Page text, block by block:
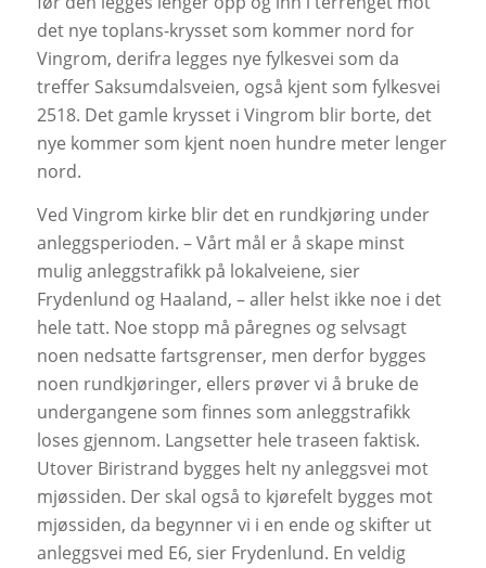
det nye toplans-krysset som kommer nord for
Vingrom, derifra legges nye fylkesvei som da
treffer Saksumdalsveien, også kjent som fylkesvei
2518. Det gamle krysset i Vingrom blir borte, det
nye kommer som kjent noen hundre meter lenger
nord.
Ved Vingrom kirke blir det en rundkjøring under
anleggsperioden. – Vårt mål er å skape minst
mulig anleggstrafikk på lokalveiene, sier
Frydenlund og Haaland, – aller helst ikke noe i det
hele tatt. Noe stopp må påregnes og selvsagt
noen nedsatte fartsgrenser, men derfor bygges
noen rundkjøringer, ellers prøver vi å bruke de
undergangene som finnes som anleggstrafikk
loses gjennom. Langsetter hele traseen faktisk.
Utover Biristrand bygges helt ny anleggsvei mot
mjøssiden. Der skal også to kjørefelt bygges mot
mjøssiden, da begynner vi i en ende og skifter ut
anleggsvei med E6, sier Frydenlund. En veldig